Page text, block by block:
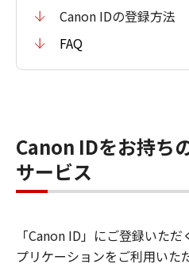
Canon IDの登録方法
FAQ
Canon IDをお持ち
サービス
「Canon ID」にご登録いた
プリケーションをご利用いた